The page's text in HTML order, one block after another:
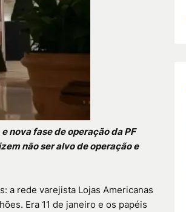
nova fase de operação da PF
não ser alvo de operação e
a rede varejista Lojas Americanas
Era 11 de janeiro e os papéis